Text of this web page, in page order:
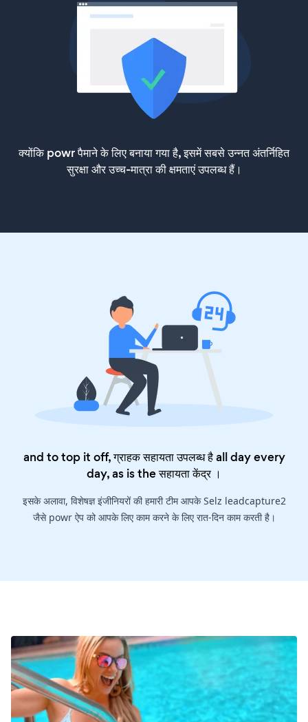
क्योंकि powr पैमाने के लिए बनाया गया है, इसमें सबसे उन्नत अंतर्निहित
सुरक्षा और उच्च-मात्रा की क्षमताएं उपलब्ध हैं।
and to top it off, ग्राहक सहायता उपलब्ध है all day every
day, as is theसहायता केंद्र।
इसके अलावा, विशेषज्ञ इंजीनियरों की हमारी टीम आपके Selz leadcapture2
जैसे powr ऐप को आपके लिए काम करने के लिए रात-दिन काम करती है।